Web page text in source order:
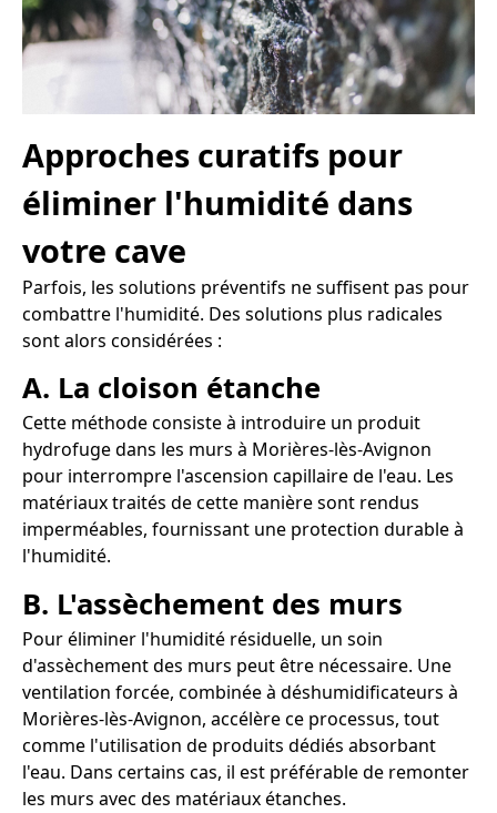
Approches curatifs pour
éliminer l'humidité dans
votre cave
Parfois, les solutions préventifs ne suffisent pas pour
combattre l'humidité. Des solutions plus radicales
sont alors considérées :
A. La cloison étanche
Cette méthode consiste à introduire un produit
hydrofuge dans les murs à Morières-lès-Avignon
pour interrompre l'ascension capillaire de l'eau. Les
matériaux traités de cette manière sont rendus
imperméables, fournissant une protection durable à
l'humidité.
B. L'assèchement des murs
Pour éliminer l'humidité résiduelle, un soin
d'assèchement des murs peut être nécessaire. Une
ventilation forcée, combinée à déshumidificateurs à
Morières-lès-Avignon, accélère ce processus, tout
comme l'utilisation de produits dédiés absorbant
l'eau. Dans certains cas, il est préférable de remonter
les murs avec des matériaux étanches.